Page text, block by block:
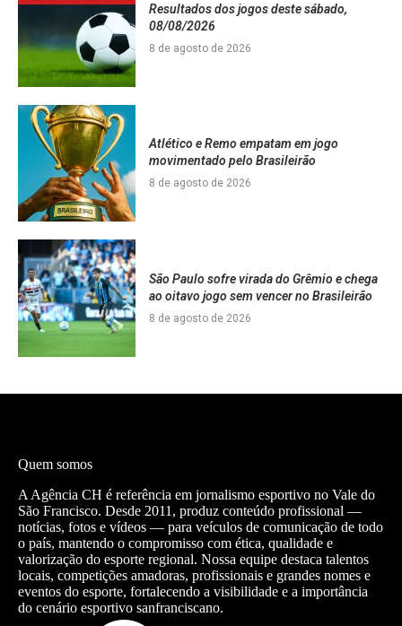
Resultados dos jogos deste sábado,
08/08/2026
8 de agosto de 2026
Atlético e Remo empatam em jogo
movimentado pelo Brasileirão
8 de agosto de 2026
São Paulo sofre virada do Grêmio e chega
ao oitavo jogo sem vencer no Brasileirão
8 de agosto de 2026
Quem somos
A Agência CH é referência em jornalismo esportivo no Vale do
São Francisco. Desde 2011, produz conteúdo profissional —
notícias, fotos e vídeos — para veículos de comunicação de todo
o país, mantendo o compromisso com ética, qualidade e
valorização do esporte regional. Nossa equipe destaca talentos
locais, competições amadoras, profissionais e grandes nomes e
eventos do esporte, fortalecendo a visibilidade e a importância
do cenário esportivo sanfranciscano.